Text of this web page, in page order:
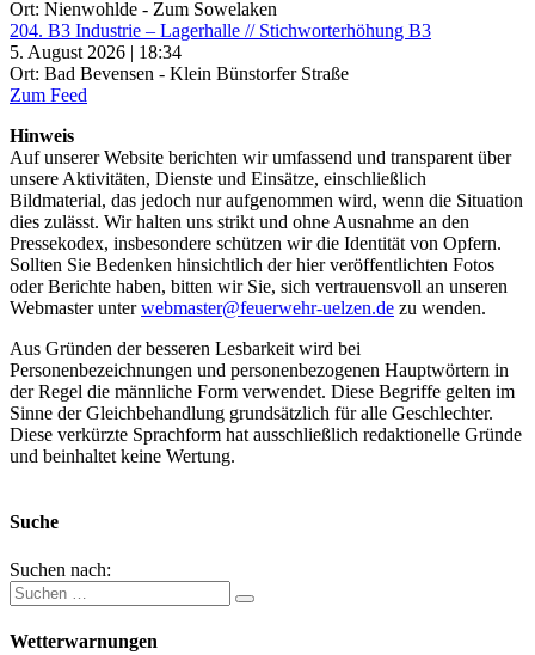
Ort: Nienwohlde - Zum Sowelaken
204. B3 Industrie – Lagerhalle // Stichworterhöhung B3
5. August 2026 | 18:34
Ort: Bad Bevensen - Klein Bünstorfer Straße
Zum Feed
Hinweis
Auf unserer Website berichten wir umfassend und transparent über
unsere Aktivitäten, Dienste und Einsätze, einschließlich
Bildmaterial, das jedoch nur aufgenommen wird, wenn die Situation
dies zulässt. Wir halten uns strikt und ohne Ausnahme an den
Pressekodex, insbesondere schützen wir die Identität von Opfern.
Sollten Sie Bedenken hinsichtlich der hier veröffentlichten Fotos
oder Berichte haben, bitten wir Sie, sich vertrauensvoll an unseren
Webmaster unterwebmaster@feuerwehr-uelzen.de zu wenden.
Aus Gründen der besseren Lesbarkeit wird bei
Personenbezeichnungen und personenbezogenen Hauptwörtern in
der Regel die männliche Form verwendet. Diese Begriffe gelten im
Sinne der Gleichbehandlung grundsätzlich für alle Geschlechter.
Diese verkürzte Sprachform hat ausschließlich redaktionelle Gründe
und beinhaltet keine Wertung.
Suche
Suchen nach:
Wetterwarnungen